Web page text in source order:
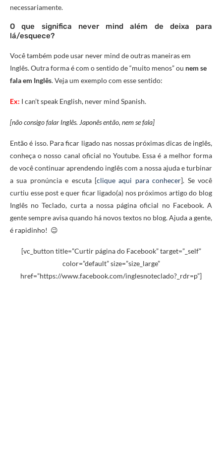
necessariamente.
O que significa never mind além de deixa para
lá/esquece?
Você também pode usar never mind de outras maneiras em
Inglês. Outra forma é com o sentido de “muito menos” ou nem se
fala em Inglês. Veja um exemplo com esse sentido:
Ex: I can’t speak English, never mind Spanish.
[não consigo falar Inglês. Japonês então, nem se fala]
Então é isso. Para ficar ligado nas nossas próximas dicas de inglês,
conheça o nosso canal oficial no Youtube. Essa é a melhor forma
de você continuar aprendendo inglês com a nossa ajuda e turbinar
a sua pronúncia e escuta [clique aqui para conhecer]. Se você
curtiu esse post e quer ficar ligado(a) nos próximos artigo do blog
Inglês no Teclado, curta a nossa página oficial no Facebook. A
gente sempre avisa quando há novos textos no blog. Ajuda a gente,
é rapidinho! 😉
[vc_button title=”Curtir página do Facebook” target=”_self”
color=”default” size=”size_large”
href=”https://www.facebook.com/inglesnoteclado?_rdr=p”]